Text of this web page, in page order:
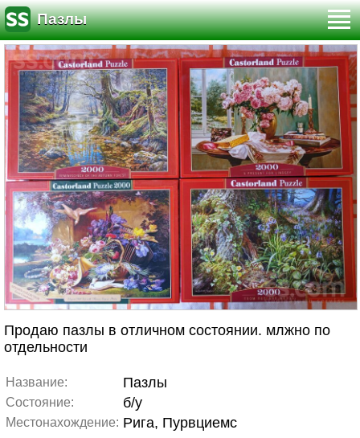
Пазлы
Продаю пазлы в отличном состоянии. млжно по
отдельности
Название: Пазлы
Состояние: б/у
Местонахождение: Рига, Пурвциемс